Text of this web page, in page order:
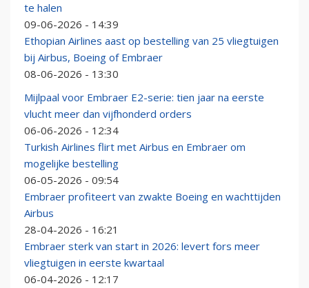
te halen
09-06-2026 - 14:39
Ethopian Airlines aast op bestelling van 25 vliegtuigen
bij Airbus, Boeing of Embraer
08-06-2026 - 13:30
Mijlpaal voor Embraer E2-serie: tien jaar na eerste
vlucht meer dan vijfhonderd orders
06-06-2026 - 12:34
Turkish Airlines flirt met Airbus en Embraer om
mogelijke bestelling
06-05-2026 - 09:54
Embraer profiteert van zwakte Boeing en wachttijden
Airbus
28-04-2026 - 16:21
Embraer sterk van start in 2026: levert fors meer
vliegtuigen in eerste kwartaal
06-04-2026 - 12:17